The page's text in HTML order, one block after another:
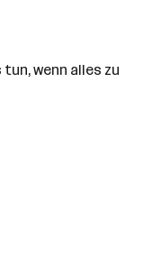
wenn alles zu